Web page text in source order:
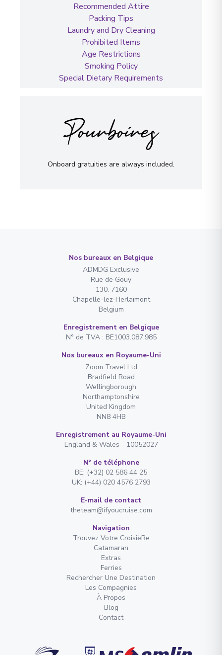
Recommended Attire
Packing Tips
Laundry and Dry Cleaning
Prohibited Items
Age Restrictions
Smoking Policy
Special Dietary Requirements
Pourboires
Onboard gratuities are always included.
Nos bureaux en Belgique
ADMDG Exclusive
Rue de Gouy
130. 7160
Chapelle-lez-Herlaimont
Belgium
Enregistrement en Belgique
N° de TVA : BE1003.087.985
Nos bureaux en Royaume-Uni
Zoom Travel Ltd
Bradfield Road
Wellingborough
Northamptonshire
United Kingdom
NN8 4HB
Enregistrement au Royaume-Uni
England & Wales - 10052027
N° de téléphone
BE: (+32) 02 586 44 25
UK: (+44) 020 4576 2793
E-mail de contact
theteam@ifyoucruise.com
Navigation
Trouvez Votre CroisièRe
Catamaran
Extras
Ferries
Rechercher Une Destination
Les Compagnies
À Propos
Blog
Contact